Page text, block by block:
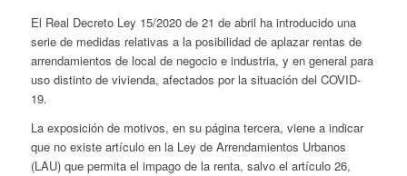
El Real Decreto Ley 15/2020 de 21 de abril ha introducido una
serie de medidas relativas a la posibilidad de aplazar rentas de
arrendamientos de local de negocio e industria, y en general para
uso distinto de vivienda, afectados por la situación del COVID-
19.
La exposición de motivos, en su página tercera, viene a indicar
que no existe artículo en la Ley de Arrendamientos Urbanos
(LAU) que permita el impago de la renta, salvo el artículo 26,